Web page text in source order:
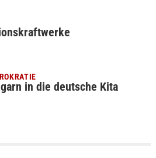
in die deutsche Kita